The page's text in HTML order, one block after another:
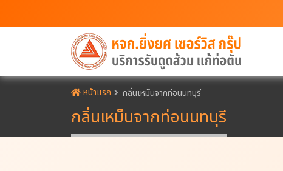
หน้าแรก กลิ่นเหม็นจากท่อนนทบุรี
กลิ่นเหม็นจากท่อนนทบุรี